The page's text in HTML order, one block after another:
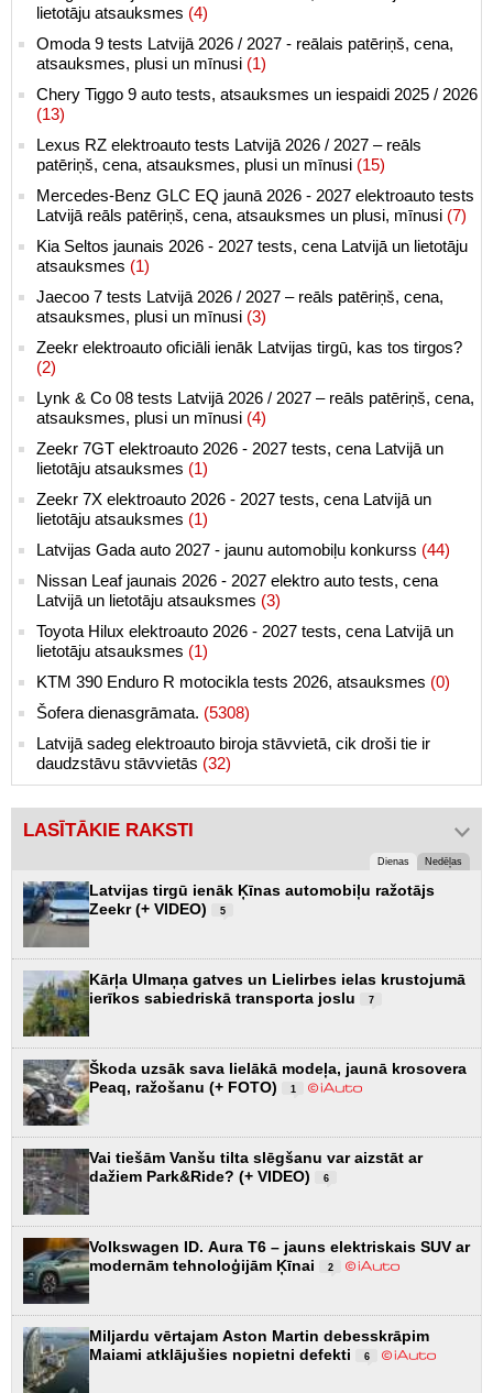
lietotāju atsauksmes (4)
Omoda 9 tests Latvijā 2026 / 2027 - reālais patēriņš, cena,
atsauksmes, plusi un mīnusi (1)
Chery Tiggo 9 auto tests, atsauksmes un iespaidi 2025 / 2026
(13)
Lexus RZ elektroauto tests Latvijā 2026 / 2027 – reāls
patēriņš, cena, atsauksmes, plusi un mīnusi (15)
Mercedes-Benz GLC EQ jaunā 2026 - 2027 elektroauto tests
Latvijā reāls patēriņš, cena, atsauksmes un plusi, mīnusi (7)
Kia Seltos jaunais 2026 - 2027 tests, cena Latvijā un lietotāju
atsauksmes (1)
Jaecoo 7 tests Latvijā 2026 / 2027 – reāls patēriņš, cena,
atsauksmes, plusi un mīnusi (3)
Zeekr elektroauto oficiāli ienāk Latvijas tirgū, kas tos tirgos?
(2)
Lynk & Co 08 tests Latvijā 2026 / 2027 – reāls patēriņš, cena,
atsauksmes, plusi un mīnusi (4)
Zeekr 7GT elektroauto 2026 - 2027 tests, cena Latvijā un
lietotāju atsauksmes (1)
Zeekr 7X elektroauto 2026 - 2027 tests, cena Latvijā un
lietotāju atsauksmes (1)
Latvijas Gada auto 2027 - jaunu automobiļu konkurss (44)
Nissan Leaf jaunais 2026 - 2027 elektro auto tests, cena
Latvijā un lietotāju atsauksmes (3)
Toyota Hilux elektroauto 2026 - 2027 tests, cena Latvijā un
lietotāju atsauksmes (1)
KTM 390 Enduro R motocikla tests 2026, atsauksmes (0)
Šofera dienasgrāmata. (5308)
Latvijā sadeg elektroauto biroja stāvvietā, cik droši tie ir
daudzstāvu stāvvietās (32)
LASĪTĀKIE RAKSTI
Dienas Nedēļas
Latvijas tirgū ienāk Ķīnas automobiļu ražotājs
Zeekr (+ VIDEO)
5
Kārļa Ulmaņa gatves un Lielirbes ielas krustojumā
ierīkos sabiedriskā transporta joslu
7
Škoda uzsāk sava lielākā modeļa, jaunā krosovera
Peaq, ražošanu (+ FOTO)
1
Vai tiešām Vanšu tilta slēgšanu var aizstāt ar
dažiem Park&Ride? (+ VIDEO)
6
Volkswagen ID. Aura T6 – jauns elektriskais SUV ar
modernām tehnoloģijām Ķīnai
2
Miljardu vērtajam Aston Martin debesskrāpim
Maiami atklājušies nopietni defekti
6